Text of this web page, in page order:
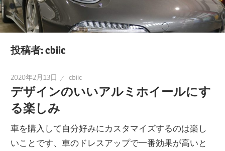
投稿者:cbiic
2020年2月13日 cbiic
デザインのいいアルミホイールにす
る楽しみ
車を購入して自分好みにカスタマイズするのは楽し
いことです、車のドレスアップで一番効果が高いと